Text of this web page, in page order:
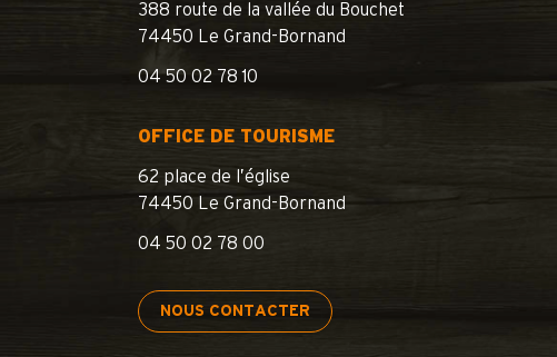
388 route de la vallée du Bouchet
74450 Le Grand-Bornand
04 50 02 78 10
OFFICE DE TOURISME
62 place de l’église
74450 Le Grand-Bornand
04 50 02 78 00
NOUS CONTACTER